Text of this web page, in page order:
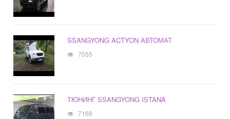
SSANGYONG ACTYON АВТОМАТ
7555
ТЮНИНГ SSANGYONG ISTANA
7168